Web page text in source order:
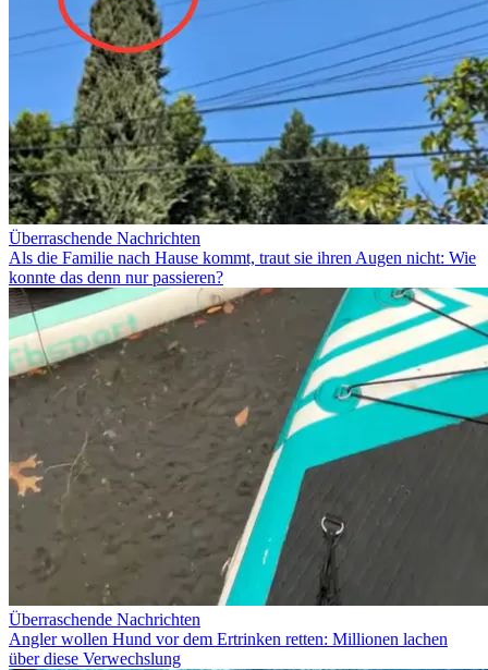
Überraschende Nachrichten
Als die Familie nach Hause kommt, traut sie ihren Augen nicht: Wie
konnte das denn nur passieren?
Überraschende Nachrichten
Angler wollen Hund vor dem Ertrinken retten: Millionen lachen
über diese Verwechslung